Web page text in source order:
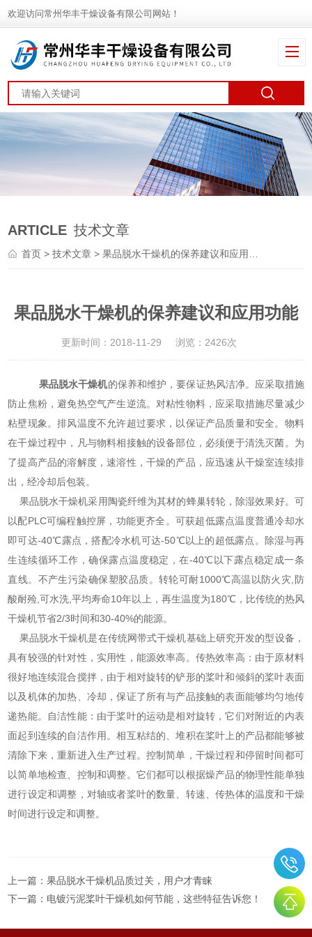
欢迎访问常州华丰干燥设备有限公司网站！
ARTICLE 技术文章
首页 >技术文章 > 果品脱水干燥机的保养建议和应用功能
果品脱水干燥机的保养建议和应用功能
更新时间：2018-11-29 浏览：2426次
果品脱水干燥机的保养和维护，要保证热风洁净。应采取措施
防止焦粉，避免热空气产生逆流。对粘性物料，应采取措施尽量减少
粘壁现象。排风温度不允许超过要求，以保证产品质量和安全。物料
在干燥过程中，凡与物料相接触的设备部位，必须便于清洗灭菌。为
了提高产品的溶解度，速溶性，干燥的产品，应迅速从干燥室连续排
出，经冷却后包装。
果品脱水干燥机采用陶瓷纤维为其材的蜂巢转轮，除湿效果好。可
以配PLC可编程触控屏，功能更齐全。可获超低露点温度普通冷却水
即可达-40℃露点，搭配冷水机可达-50℃以上的超低露点。除湿与再
生连续循环工作，确保露点温度稳定，在-40℃以下露点稳定成一条
直线。不产生污染确保塑胶品质。转轮可耐1000℃高温以防火灾,防
酸耐殓,可水洗,平均寿命10年以上，再生温度为180℃，比传统的热风
干燥机节省2/3时间和30-40%的能源。
果品脱水干燥机是在传统网带式干燥机基础上研究开发的型设备，
具有较强的针对性，实用性，能源效率高。传热效率高：由于原材料
很好地连续混合搅拌，由于相对旋转的铲形的桨叶和倾斜的桨叶表面
以及机体的加热、冷却，保证了所有与产品接触的表面能够均匀地传
递热能。自洁性能：由于桨叶的运动是相对旋转，它们对附近的内表
面起到连续的自洁作用。相互粘结的、堆积在桨叶上的产品都能够被
清除下来，重新进入生产过程。控制简单，干燥过程和停留时间都可
以简单地检查、控制和调整。它们都可以根据燥产品的物理性能单独
进行设定和调整，对轴或者桨叶的数量、转速、传热体的温度和干燥
时间进行设定和调整。
上一篇：果品脱水干燥机品质过关，用户才青睐
下一篇： 电镀污泥桨叶干燥机如何节能，这些特征告诉您！